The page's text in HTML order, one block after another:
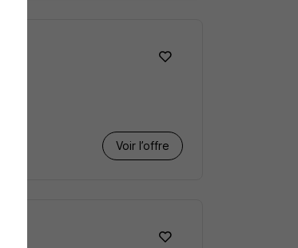
Voir l’offre